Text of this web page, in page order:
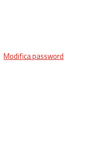
Modifica password